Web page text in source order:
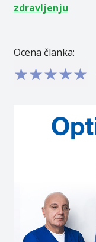
zdravljenju
Ocena članka:
★★★★★